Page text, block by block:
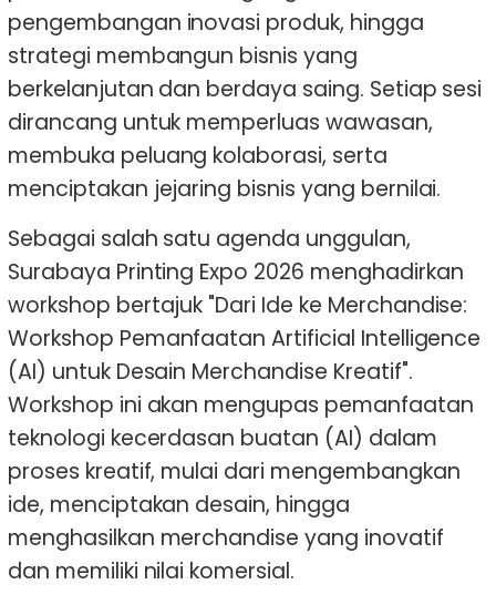
pengembangan inovasi produk, hingga
strategi membangun bisnis yang
berkelanjutan dan berdaya saing. Setiap sesi
dirancang untuk memperluas wawasan,
membuka peluang kolaborasi, serta
menciptakan jejaring bisnis yang bernilai.
Sebagai salah satu agenda unggulan,
Surabaya Printing Expo 2026 menghadirkan
workshop bertajuk "Dari Ide ke Merchandise:
Workshop Pemanfaatan Artificial Intelligence
(AI) untuk Desain Merchandise Kreatif".
Workshop ini akan mengupas pemanfaatan
teknologi kecerdasan buatan (AI) dalam
proses kreatif, mulai dari mengembangkan
ide, menciptakan desain, hingga
menghasilkan merchandise yang inovatif
dan memiliki nilai komersial.